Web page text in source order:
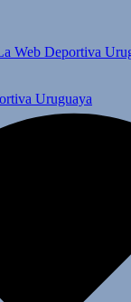
Web Deportiva
Uruguaya